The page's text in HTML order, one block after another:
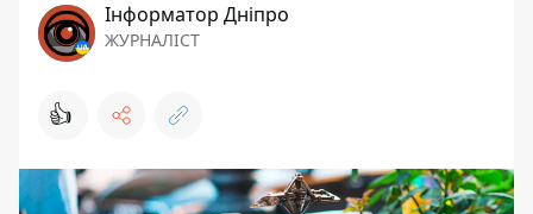
Інформатор Дніпро
ЖУРНАЛІСТ
👍